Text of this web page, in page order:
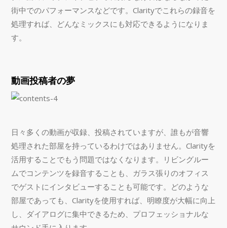
街中でのパフォーマンスなどです。Clarityでこれらの録音を
処理すれば、どんなミックスにも対応できるようになりま
す。
動画投稿者の夢
日々多くの動画が収録、投稿されていますが、誰もが音響
処理された部屋を持っているわけではありません。Clarityを
活用することでもう問題ではなくなります。リビングルー
ムでコンテンツを録音することも、ガラス張りのオフィス
でゲストにインタビューすることも可能です。どのような
部屋であっても、Clarityを使用すれば、明瞭度が大幅に向上
し、ダイアログに集中できるため、プロフェッショナルな